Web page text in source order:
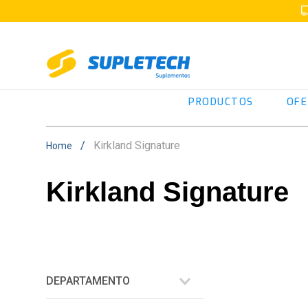
PRODUCTOS
Kirkland Signature
Kirkland Signature
DEPARTAMENTO